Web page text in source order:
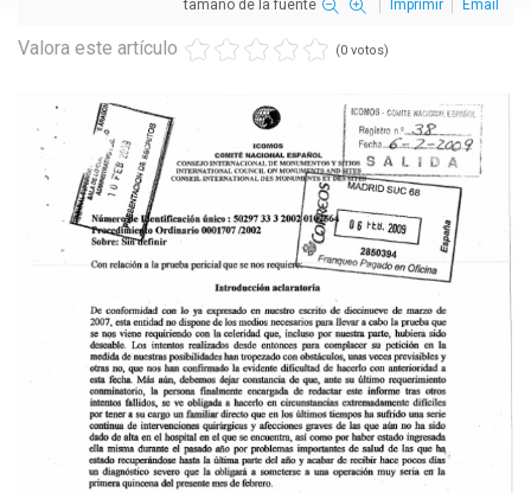
tamaño de la fuente Imprimir Email
Valora este artículo (0 votos)